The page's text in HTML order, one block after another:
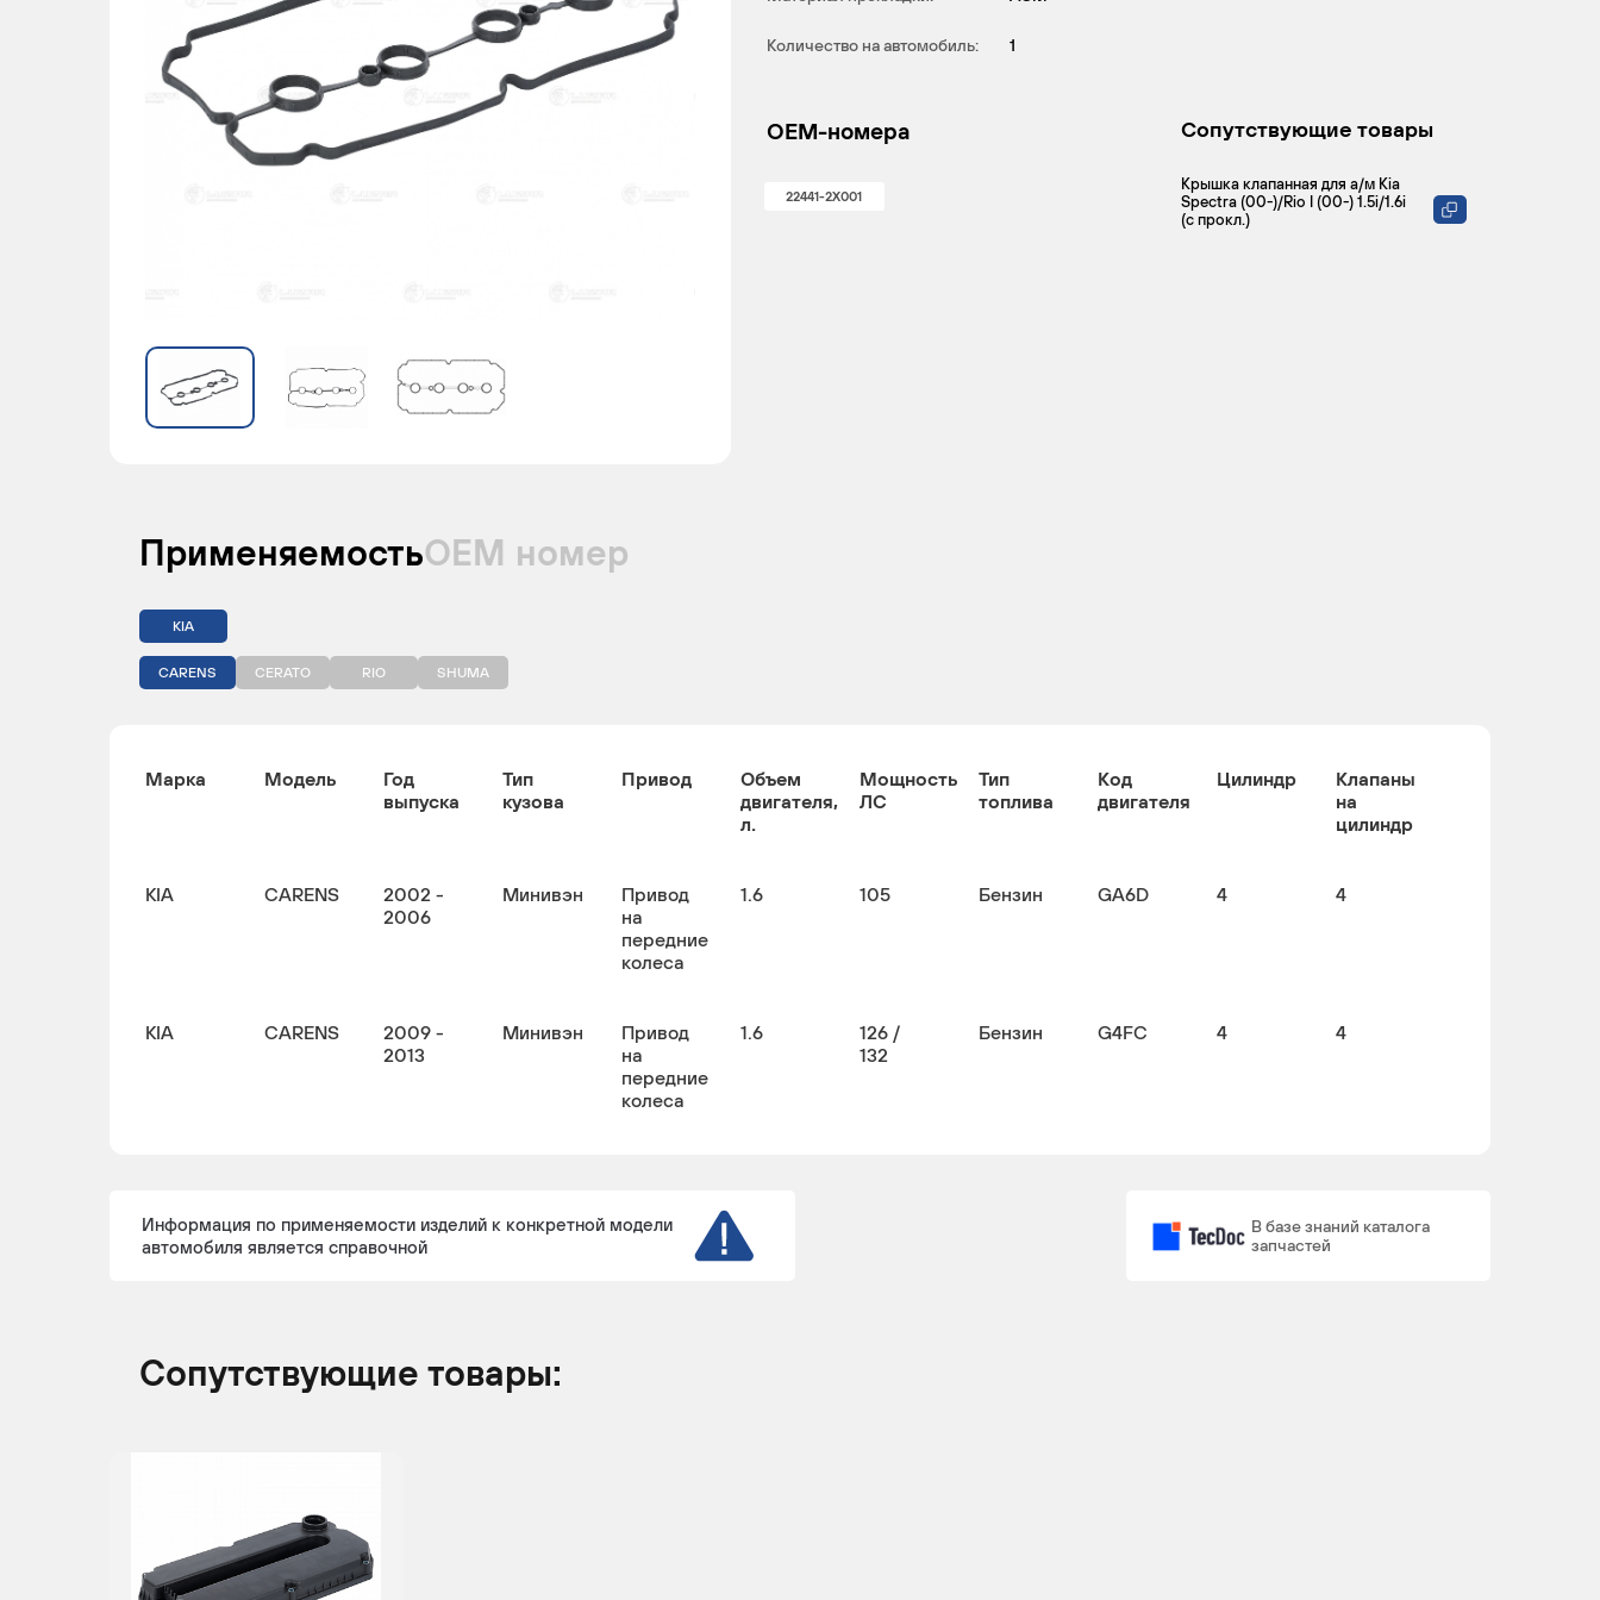
Количество на автомобиль: 1
OEM-номера
22441-2X001
Сопутствующие товары
Крышка клапанная для а/м Kia
Spectra (00-)/Rio I (00-) 1.5i/1.6i
(с прокл.)
ПрименяемостьОЕМ номер
KIA
CARENS CERATO RIO SHUMA
Марка Модель
Год
выпуска
Тип
кузова
Привод
Объем
двигателя,
л.
Мощность
ЛС
Тип
топлива
Код
двигателя
Цилиндр
Клапаны
на
цилиндр
KIA CARENS
2002 -
2006
Минивэн
Привод
на
передние
колеса
1.6 105 Бензин GA6D 4 4
KIA CARENS
2009 -
2013
Минивэн
Привод
на
передние
колеса
1.6
126 /
132
Бензин G4FC 4 4
Информация по применяемости изделий к конкретной модели
автомобиля является справочной
В базе знаний каталога
запчастей
Сопутствующие товары: